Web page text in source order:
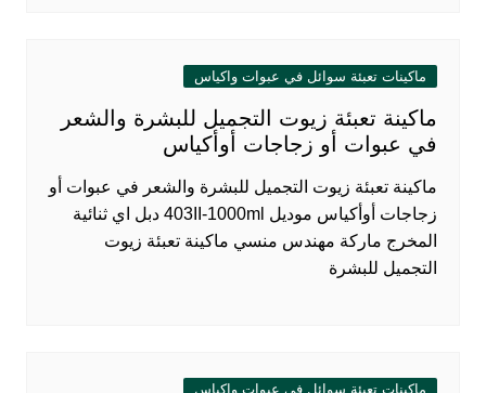
ماكينات تعبئة سوائل في عبوات واكياس
ماكينة تعبئة زيوت التجميل للبشرة والشعر
في عبوات أو زجاجات أوأكياس
ماكينة تعبئة زيوت التجميل للبشرة والشعر في عبوات أو
زجاجات أوأكياس موديل 403II-1000ml دبل اي ثنائية
المخرج ماركة مهندس منسي ماكينة تعبئة زيوت
التجميل للبشرة
ماكينات تعبئة سوائل في عبوات واكياس